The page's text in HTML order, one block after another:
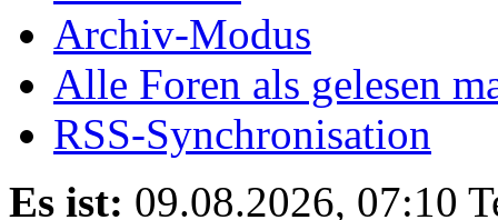
Archiv-Modus
Alle Foren als gelesen
RSS-Synchronisation
Es ist: 09.08.2026, 07:10